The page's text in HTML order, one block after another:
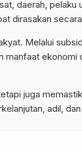
daerah, pelaku
dirasakan
Melalui
manfaat ekonomi
juga
adil, dan